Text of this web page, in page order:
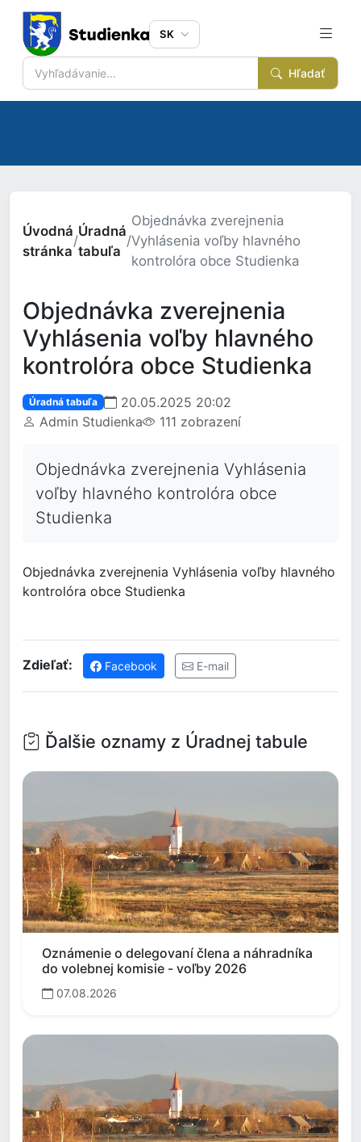
Hľadať
SK
Úvodná
stránka
/
Úradná
tabuľa
/
Objednávka zverejnenia
Vyhlásenia voľby hlavného
kontrolóra obce Studienka
Objednávka zverejnenia
Vyhlásenia voľby hlavného
kontrolóra obce Studienka
Úradná tabuľa
20.05.2025 20:02
Admin Studienka
111 zobrazení
Objednávka zverejnenia Vyhlásenia
voľby hlavného kontrolóra obce
Studienka
Objednávka zverejnenia Vyhlásenia voľby hlavného
kontrolóra obce Studienka
Zdieľať: Facebook E-mail
Ďalšie oznamy z Úradnej tabule
Oznámenie o delegovaní člena a náhradníka
do volebnej komisie - voľby 2026
07.08.2026